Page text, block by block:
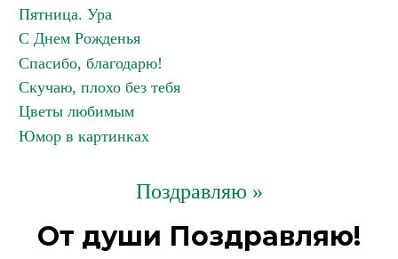
Пятница. Ура
С Днем Рожденья
Спасибо, благодарю!
Скучаю, плохо без тебя
Цветы любимым
Юмор в картинках
Поздравляю »
От души Поздравляю!